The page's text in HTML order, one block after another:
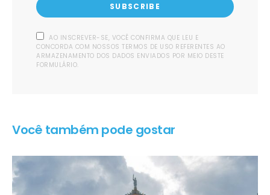
SUBSCRIBE
AO INSCREVER-SE, VOCÊ CONFIRMA QUE LEU E
CONCORDA COM NOSSOS TERMOS DE USO REFERENTES AO
ARMAZENAMENTO DOS DADOS ENVIADOS POR MEIO DESTE
FORMULÁRIO.
Você também pode gostar